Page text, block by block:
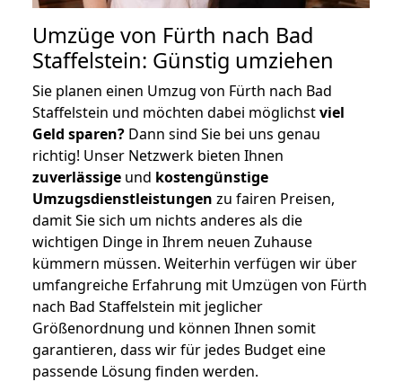
Umzüge von Fürth nach Bad
Staffelstein: Günstig umziehen
Sie planen einen Umzug von Fürth nach Bad
Staffelstein und möchten dabei möglichstviel
Geld sparen? Dann sind Sie bei uns genau
richtig! Unser Netzwerk bieten Ihnen
zuverlässige und kostengünstige
Umzugsdienstleistungen zu fairen Preisen,
damit Sie sich um nichts anderes als die
wichtigen Dinge in Ihrem neuen Zuhause
kümmern müssen. Weiterhin verfügen wir über
umfangreiche Erfahrung mit Umzügen von Fürth
nach Bad Staffelstein mit jeglicher
Größenordnung und können Ihnen somit
garantieren, dass wir für jedes Budget eine
passende Lösung finden werden.